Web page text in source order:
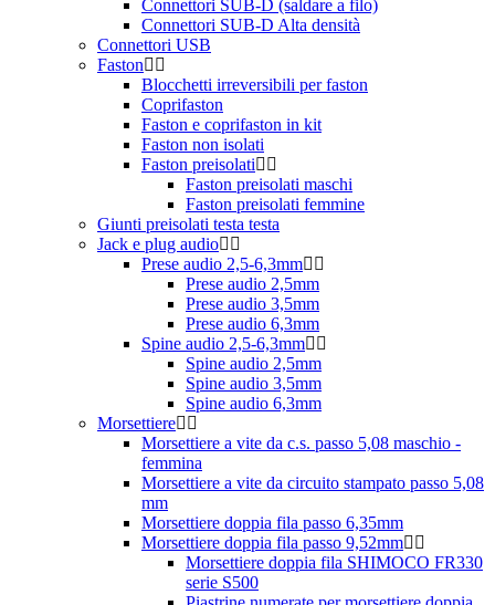
Connettori SUB-D (saldare a filo)
Connettori SUB-D Alta densità
Connettori USB
Faston
Blocchetti irreversibili per faston
Coprifaston
Faston e coprifaston in kit
Faston non isolati
Faston preisolati
Faston preisolati maschi
Faston preisolati femmine
Giunti preisolati testa testa
Jack e plug audio
Prese audio 2,5-6,3mm
Prese audio 2,5mm
Prese audio 3,5mm
Prese audio 6,3mm
Spine audio 2,5-6,3mm
Spine audio 2,5mm
Spine audio 3,5mm
Spine audio 6,3mm
Morsettiere
Morsettiere a vite da c.s. passo 5,08 maschio -
femmina
Morsettiere a vite da circuito stampato passo 5,08
mm
Morsettiere doppia fila passo 6,35mm
Morsettiere doppia fila passo 9,52mm
Morsettiere doppia fila SHIMOCO FR330
serie S500